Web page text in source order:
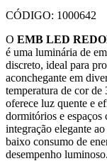
CÓDIGO: 1000642
O EMB LED
é uma luminária de
discreto, ideal para
aconchegante em
temperatura de cor
oferece luz quente e
dormitórios e espaços
integração elegante
baixo consumo de
desempenho luminoso.